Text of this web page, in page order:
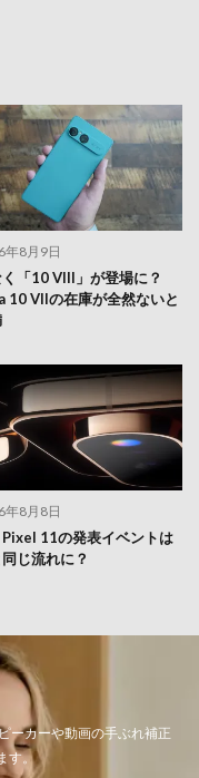
年8月9日
く「10 VIII」が登場に？
10 VIIの在庫が全然ないと
年8月8日
11の発表イベントは
じ流れに？
ーカーや動画の手ぶれ補正
す。